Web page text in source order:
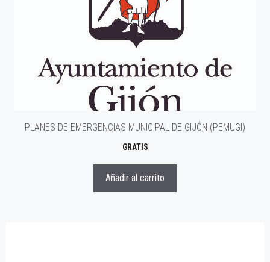
PLANES DE EMERGENCIAS MUNICIPAL DE GIJÓN (PEMUGI)
GRATIS
Añadir al carrito